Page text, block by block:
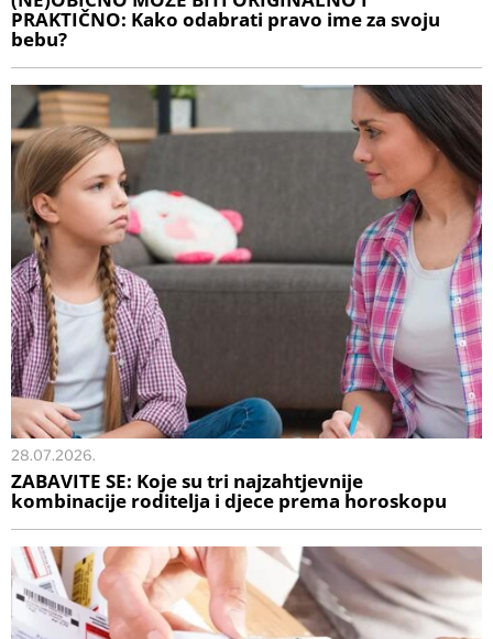
PRAKTIČNO: Kako odabrati pravo ime za svoju
bebu?
28.07.2026.
ZABAVITE SE: Koje su tri najzahtjevnije
kombinacije roditelja i djece prema horoskopu